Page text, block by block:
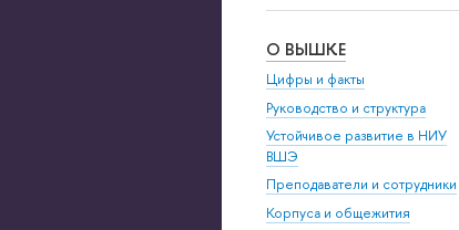
О ВЫШКЕ
Цифры и факты
Руководство и структура
Устойчивое развитие в НИУ
ВШЭ
Преподаватели и сотрудники
Корпуса и общежития